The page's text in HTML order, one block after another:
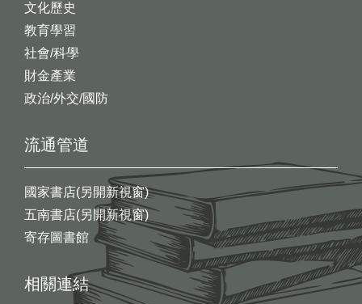
文化歷史
教育學習
社會/科學
財金產業
政治/外交/國防
流通管道
國家書店(另開新視窗)
五南書店(另開新視窗)
寄存圖書館
相關連結